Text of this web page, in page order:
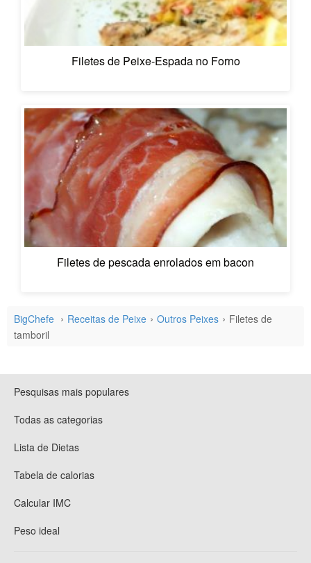
Filetes de Peixe-Espada no Forno
Filetes de pescada enrolados em bacon
BigChefe Receitas de Peixe Outros Peixes
Filetes de
tamboril
Pesquisas mais populares
Todas as categorias
Lista de Dietas
Tabela de calorias
Calcular IMC
Peso ideal